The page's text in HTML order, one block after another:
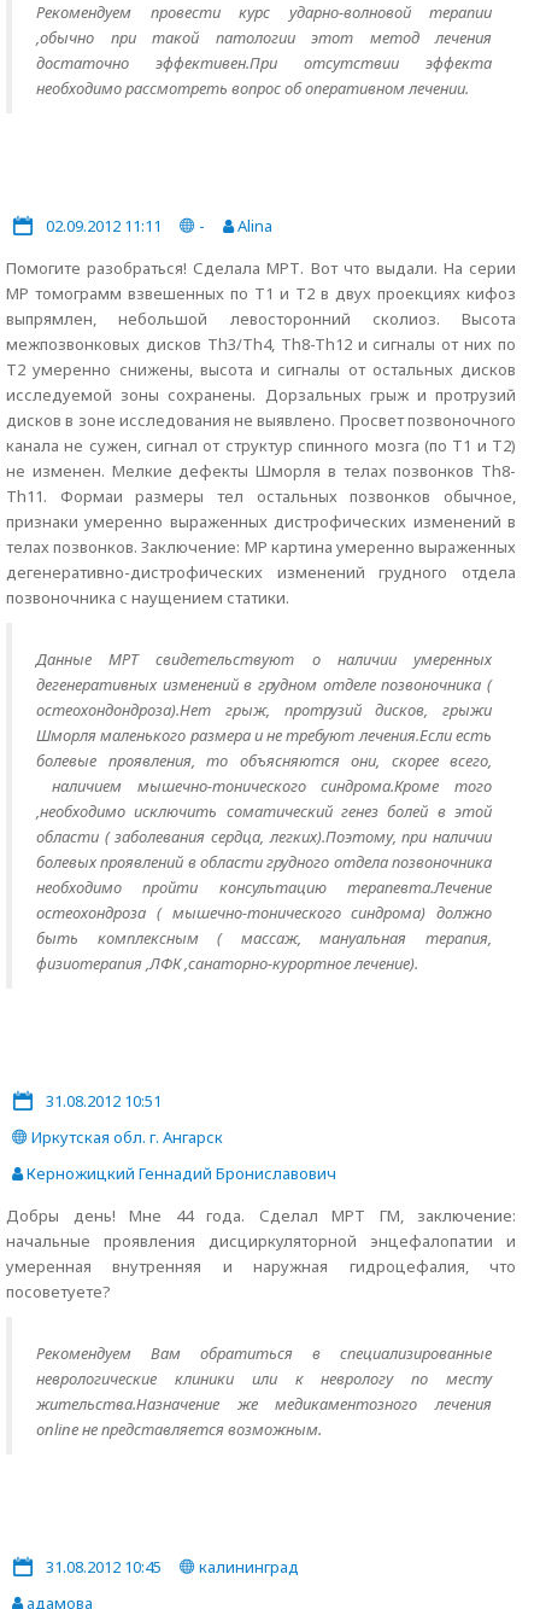
Рекомендуем провести курс ударно-волновой терапии
,обычно при такой патологии этот метод лечения
достаточно эффективен.При отсутствии эффекта
необходимо рассмотреть вопрос об оперативном лечении.
02.09.2012 11:11 -
Alina
Помогите разобраться! Сделала МРТ. Вот что выдали. На серии
МР томограмм взвешенных по Т1 и Т2 в двух проекциях кифоз
выпрямлен, небольшой левосторонний сколиоз. Высота
межпозвонковых дисков Th3/Th4, Th8-Th12 и сигналы от них по
Т2 умеренно снижены, высота и сигналы от остальных дисков
исследуемой зоны сохранены. Дорзальных грыж и протрузий
дисков в зоне исследования не выявлено. Просвет позвоночного
канала не сужен, сигнал от структур спинного мозга (по Т1 и Т2)
не изменен. Мелкие дефекты Шморля в телах позвонков Th8-
Th11. Формаи размеры тел остальных позвонков обычное,
признаки умеренно выраженных дистрофических изменений в
телах позвонков. Заключение: МР картина умеренно выраженных
дегенеративно-дистрофических изменений грудного отдела
позвоночника с наущением статики.
Данные МРТ свидетельствуют о наличии умеренных
дегенеративных изменений в грудном отделе позвоночника (
остеохондондроза).Нет грыж, протрузий дисков, грыжи
Шморля маленького размера и не требуют лечения.Если есть
болевые проявления, то объяcняются они, скорее всего,
наличием мышечно-тонического синдрома.Кроме того
,необходимо исключить соматический генез болей в этой
области ( заболевания сердца, легких).Поэтому, при наличии
болевых проявлений в области грудного отдела позвоночника
необходимо пройти консультацию терапевта.Лечение
остеохондроза ( мышечно-тонического синдрома) должно
быть комплексным ( массаж, мануальная терапия,
физиотерапия ,ЛФК ,санаторно-курортное лечение).
31.08.2012 10:51
Иркутская обл. г. Ангарск
Керножицкий Геннадий Брониславович
Добры день! Мне 44 года. Сделал МРТ ГМ, заключение:
начальные проявления дисциркуляторной энцефалопатии и
умеренная внутренняя и наружная гидроцефалия, что
посоветуете?
Рекомендуем Вам обратиться в специализированные
неврологические клиники или к неврологу по месту
жительства.Назначение же медикаментозного лечения
online не представляется возможным.
31.08.2012 10:45
калининград
адамова